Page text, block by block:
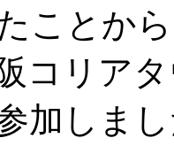
ことか
コリア
加しま